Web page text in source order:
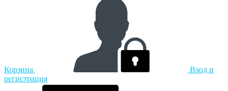
Корзина
Вход и
регистрация